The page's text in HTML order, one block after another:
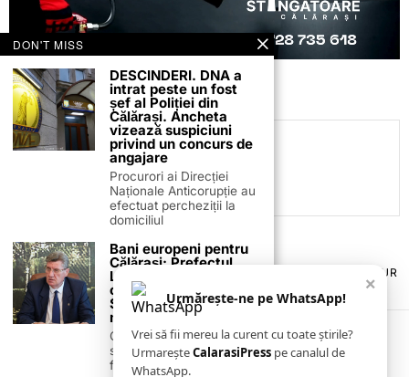
C.C
TERMENI ȘI CONDIȚII
POLITICA DE ANULARE & RETUR
PUBLICITATE ONLINE & TIPĂRITĂ
CONTACT
ZIARUL ANUNȚUL CĂLĂRĂȘEAN
×
Urmărește-ne pe WhatsApp!
Vrei să fii mereu la curent cu toate știrile?
UrmareșteCalarasiPress pe canalul de
WhatsApp.
DON'T MISS
DESCINDERI. DNA a
intrat peste un fost
șef al Poliției din
Călărași. Ancheta
vizează suspiciuni
privind un concurs de
angajare
Procurori ai Direcției
Naționale Anticorupție au
efectuat percheziții la
domiciliul
Bani europeni pentru
Călărași: Prefectul
Laurențiu State anunță
colaborarea cu ADR
Sud-Muntenia pentru
noi finanțări
Călărașul se pregătește
să intre pe harta
finanțărilor europene, cu